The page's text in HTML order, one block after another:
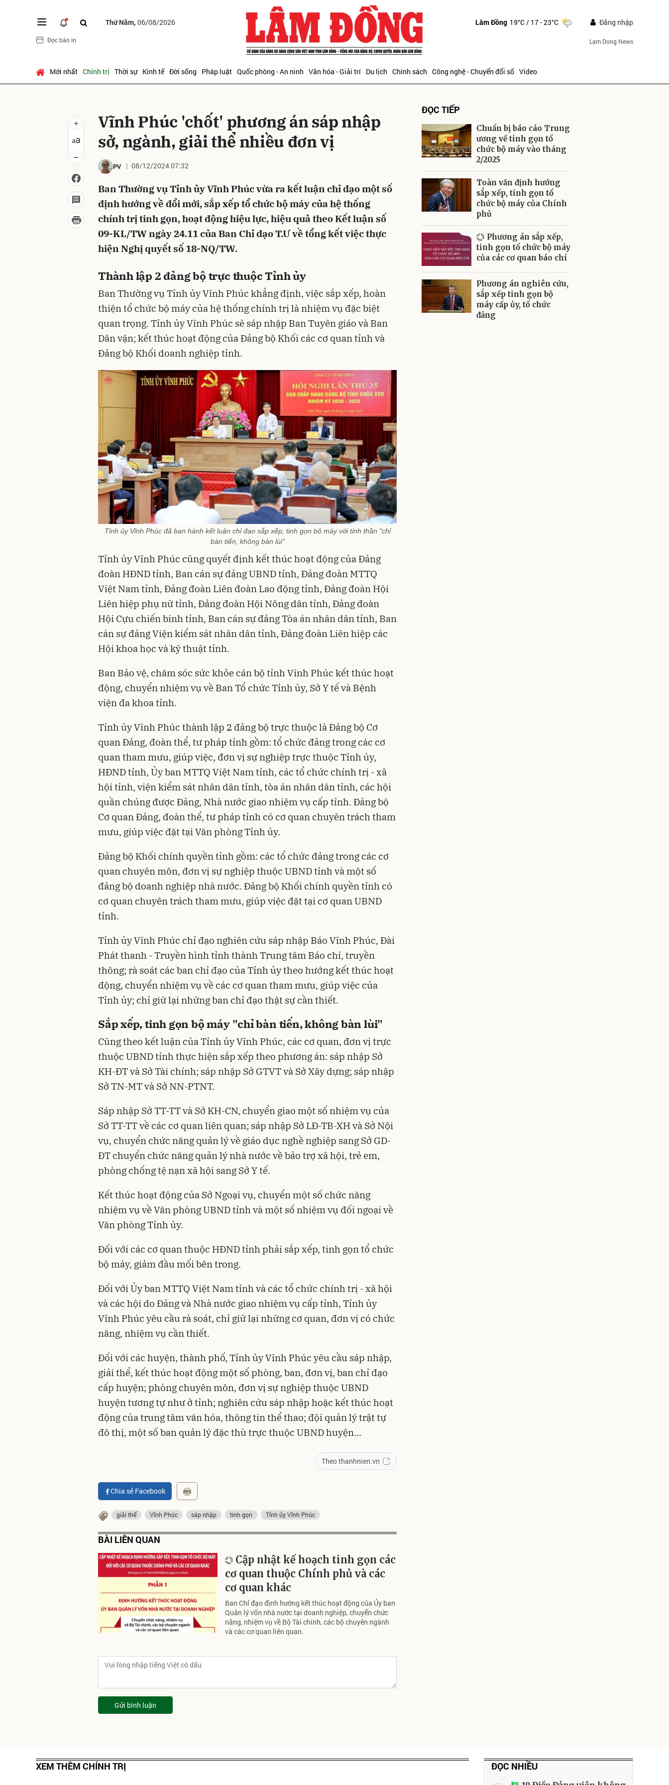
Thứ Năm, 06/08/2026
Đọc báo in
Lâm Đồng 19°C/ 17 - 23°C Đăng nhập
Lam Dong News
Mới nhất Chính trị Thời sự Kinh tế Đời sống Pháp luật Quốc phòng - An ninh Văn hóa - Giải trí Du lịch Chính sách Công nghệ - Chuyển đổi số Video
Vĩnh Phúc 'chốt' phương án sáp nhập
sở, ngành, giải thể nhiều đơn vị
PV 08/12/2024 07:32
Ban Thường vụ Tỉnh ủy Vĩnh Phúc vừa ra kết luận chỉ đạo một số
định hướng về đổi mới, sắp xếp tổ chức bộ máy của hệ thống
chính trị tinh gọn, hoạt động hiệu lực, hiệu quả theo Kết luận số
09-KL/TW ngày 24.11 của Ban Chỉ đạo T.Ư về tổng kết việc thực
hiện Nghị quyết số 18-NQ/TW.
Thành lập 2 đảng bộ trực thuộc Tỉnh ủy
Ban Thường vụ Tỉnh ủy Vĩnh Phúc khẳng định, việc sắp xếp, hoàn
thiện tổ chức bộ máy của hệ thống chính trị là nhiệm vụ đặc biệt
quan trọng. Tỉnh ủy Vĩnh Phúc sẽ sáp nhập Ban Tuyên giáo và Ban
Dân vận; kết thúc hoạt động của Đảng bộ Khối các cơ quan tỉnh và
Đảng bộ Khối doanh nghiệp tỉnh.
Tỉnh ủy Vĩnh Phúc đã ban hành kết luận chỉ đạo sắp xếp, tinh gọn bộ máy với tinh thần "chỉ
bàn tiến, không bàn lùi"
Tỉnh ủy Vĩnh Phúc cũng quyết định kết thúc hoạt động của Đảng
đoàn HĐND tỉnh, Ban cán sự đảng UBND tỉnh, Đảng đoàn MTTQ
Việt Nam tỉnh, Đảng đoàn Liên đoàn Lao động tỉnh, Đảng đoàn Hội
Liên hiệp phụ nữ tỉnh, Đảng đoàn Hội Nông dân tỉnh, Đảng đoàn
Hội Cựu chiến binh tỉnh, Ban cán sự đảng Tòa án nhân dân tỉnh, Ban
cán sự đảng Viện kiểm sát nhân dân tỉnh, Đảng đoàn Liên hiệp các
Hội khoa học và kỹ thuật tỉnh.
Ban Bảo vệ, chăm sóc sức khỏe cán bộ tỉnh Vĩnh Phúc kết thúc hoạt
động, chuyển nhiệm vụ về Ban Tổ chức Tỉnh ủy, Sở Y tế và Bệnh
viện đa khoa tỉnh.
Tỉnh ủy Vĩnh Phúc thành lập 2 đảng bộ trực thuộc là Đảng bộ Cơ
quan Đảng, đoàn thể, tư pháp tỉnh gồm: tổ chức đảng trong các cơ
quan tham mưu, giúp việc, đơn vị sự nghiệp trực thuộc Tỉnh ủy,
HĐND tỉnh, Ủy ban MTTQ Việt Nam tỉnh, các tổ chức chính trị - xã
hội tỉnh, viện kiểm sát nhân dân tỉnh, tòa án nhân dân tỉnh, các hội
quần chúng được Đảng, Nhà nước giao nhiệm vụ cấp tỉnh. Đảng bộ
Cơ quan Đảng, đoàn thể, tư pháp tỉnh có cơ quan chuyên trách tham
mưu, giúp việc đặt tại Văn phòng Tỉnh ủy.
Đảng bộ Khối chính quyền tỉnh gồm: các tổ chức đảng trong các cơ
quan chuyên môn, đơn vị sự nghiệp thuộc UBND tỉnh và một số
đảng bộ doanh nghiệp nhà nước. Đảng bộ Khối chính quyền tỉnh có
cơ quan chuyên trách tham mưu, giúp việc đặt tại cơ quan UBND
tỉnh.
Tỉnh ủy Vĩnh Phúc chỉ đạo nghiên cứu sáp nhập Báo Vĩnh Phúc, Đài
Phát thanh - Truyền hình tỉnh thành Trung tâm Báo chí, truyền
thông; rà soát các ban chỉ đạo của Tỉnh ủy theo hướng kết thúc hoạt
động, chuyển nhiệm vụ về các cơ quan tham mưu, giúp việc của
Tỉnh ủy; chỉ giữ lại những ban chỉ đạo thật sự cần thiết.
Sắp xếp, tinh gọn bộ máy "chỉ bàn tiến, không bàn lùi"
Cũng theo kết luận của Tỉnh ủy Vĩnh Phúc, các cơ quan, đơn vị trực
thuộc UBND tỉnh thực hiện sắp xếp theo phương án: sáp nhập Sở
KH-ĐT và Sở Tài chính; sáp nhập Sở GTVT và Sở Xây dựng; sáp nhập
Sở TN-MT và Sở NN-PTNT.
Sáp nhập Sở TT-TT và Sở KH-CN, chuyển giao một số nhiệm vụ của
Sở TT-TT về các cơ quan liên quan; sáp nhập Sở LĐ-TB-XH và Sở Nội
vụ, chuyển chức năng quản lý về giáo dục nghề nghiệp sang Sở GD-
ĐT chuyển chức năng quản lý nhà nước về bảo trợ xã hội, trẻ em,
phòng chống tệ nạn xã hội sang Sở Y tế.
Kết thúc hoạt động của Sở Ngoại vụ, chuyển một số chức năng
nhiệm vụ về Văn phòng UBND tỉnh và một số nhiệm vụ đối ngoại về
Văn phòng Tỉnh ủy.
Đối với các cơ quan thuộc HĐND tỉnh phải sắp xếp, tinh gọn tổ chức
bộ máy, giảm đầu mối bên trong.
Đối với Ủy ban MTTQ Việt Nam tỉnh và các tổ chức chính trị - xã hội
và các hội do Đảng và Nhà nước giao nhiệm vụ cấp tỉnh, Tỉnh ủy
Vĩnh Phúc yêu cầu rà soát, chỉ giữ lại những cơ quan, đơn vị có chức
năng, nhiệm vụ cần thiết.
Đối với các huyện, thành phố, Tỉnh ủy Vĩnh Phúc yêu cầu sáp nhập,
giải thể, kết thúc hoạt động một số phòng, ban, đơn vị, ban chỉ đạo
cấp huyện; phòng chuyên môn, đơn vị sự nghiệp thuộc UBND
huyện tương tự như ở tỉnh; nghiên cứu sáp nhập hoặc kết thúc hoạt
động của trung tâm văn hóa, thông tin thể thao; đội quản lý trật tự
đô thị, một số ban quản lý đặc thù trực thuộc UBND huyện...
Theo thanhnien.vn
Chia sẻ Facebook
giải thể Vĩnh Phúc sáp nhập tinh gọn Tỉnh ủy Vĩnh Phúc
BÀI LIÊN QUAN
Cập nhật kế hoạch tinh gọn các
cơ quan thuộc Chính phủ và các
cơ quan khác
Ban Chỉ đạo định hướng kết thúc hoạt động của Ủy ban
Quản lý vốn nhà nước tại doanh nghiệp, chuyển chức
năng, nhiệm vụ về Bộ Tài chính, các bộ chuyên ngành
và các cơ quan liên quan.
Gửi bình luận
ĐỌC TIẾP
Chuẩn bị báo cáo Trung
ương về tinh gọn tổ
chức bộ máy vào tháng
2/2025
Toàn văn định hướng
sắp xếp, tinh gọn tổ
chức bộ máy của Chính
phủ
Phương án sắp xếp,
tinh gọn tổ chức bộ máy
của các cơ quan báo chí
Phương án nghiên cứu,
sắp xếp tinh gọn bộ
máy cấp ủy, tổ chức
đảng
XEM THÊM CHÍNH TRỊ ĐỌC NHIỀU
Gửi bình luận